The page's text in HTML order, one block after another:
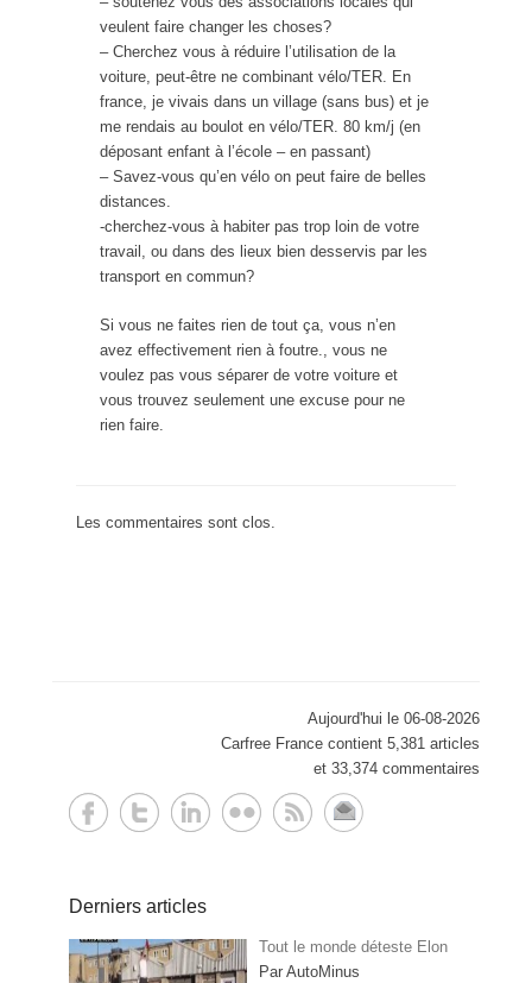
veulent faire changer les choses?
– Cherchez vous à réduire l’utilisation de la
voiture, peut-être ne combinant vélo/TER. En
france, je vivais dans un village (sans bus) et je
me rendais au boulot en vélo/TER. 80 km/j (en
déposant enfant à l’école – en passant)
– Savez-vous qu’en vélo on peut faire de belles
distances.
-cherchez-vous à habiter pas trop loin de votre
travail, ou dans des lieux bien desservis par les
transport en commun?
Si vous ne faites rien de tout ça, vous n’en
avez effectivement rien à foutre., vous ne
voulez pas vous séparer de votre voiture et
vous trouvez seulement une excuse pour ne
rien faire.
Les commentaires sont clos.
Aujourd'hui le 06-08-2026
Carfree France contient 5,381 articles
et 33,374 commentaires
Derniers articles
Tout le monde déteste Elon
Par AutoMinus